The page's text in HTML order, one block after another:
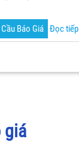
Báo Giá Đọc tiếp
giá